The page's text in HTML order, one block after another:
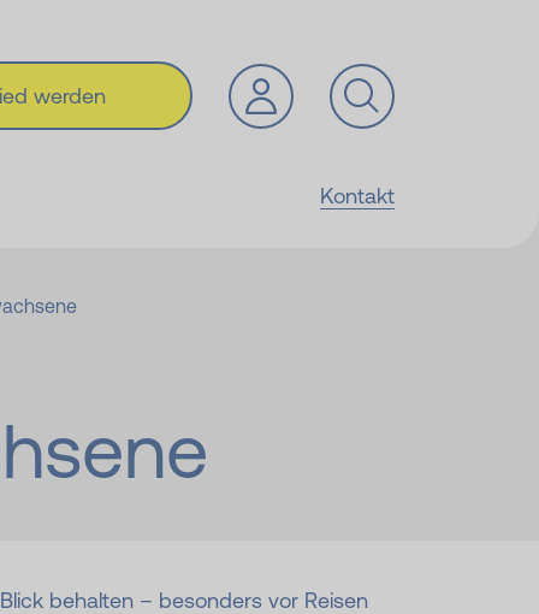
werden
Kontakt
behalten – besonders vor Reisen